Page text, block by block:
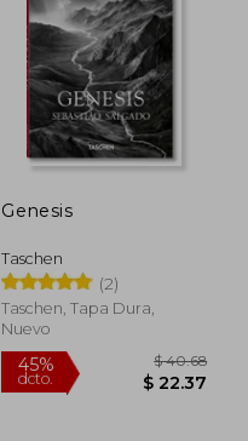
45%
dcto.
Genesis
Taschen
(2)
Taschen, Tapa Dura,
Nuevo